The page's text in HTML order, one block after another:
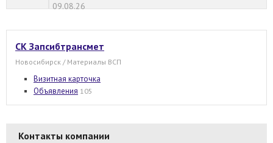
09.08.26
СК Запсибтрансмет
Новосибирск / Материалы ВСП
Визитная карточка
Объявления 105
Контакты компании